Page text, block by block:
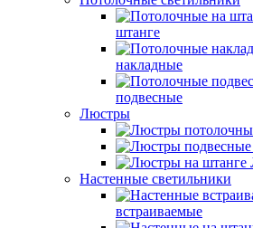
штанге
накладные
подвесные
Люстры
Настенные светильники
встраиваемые